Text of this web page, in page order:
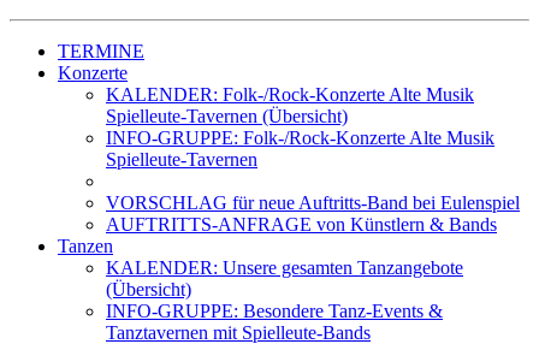
TERMINE
Konzerte
KALENDER: Folk-/Rock-Konzerte Alte Musik
Spielleute-Tavernen (Übersicht)
INFO-GRUPPE: Folk-/Rock-Konzerte Alte Musik
Spielleute-Tavernen
VORSCHLAG für neue Auftritts-Band bei Eulenspiel
AUFTRITTS-ANFRAGE von Künstlern & Bands
Tanzen
KALENDER: Unsere gesamten Tanzangebote
(Übersicht)
INFO-GRUPPE: Besondere Tanz-Events &
Tanztavernen mit Spielleute-Bands